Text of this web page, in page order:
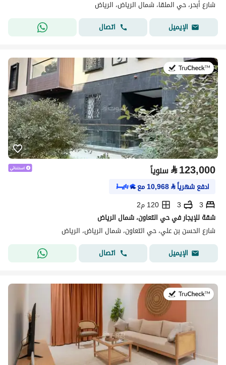
شارع أبحر، حي الملقا، شمال الرياض، الرياض
الإيميل
اتصال
في:20 يوليو 2026
⃁123,000 سنوياً
ادفع شهرياً⃁
10,968مع
3
3
120 م2
شقة للإيجار في حي التعاون، شمال الرياض
شارع الحسن بن علي، حي التعاون، شمال الرياض، الرياض
الإيميل
اتصال
في:20 يوليو 2026